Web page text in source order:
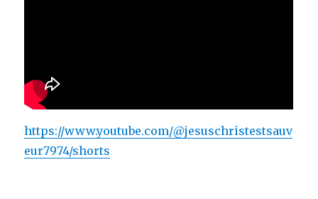
https://www.youtube.com/@jesuschristestsauv
eur7974/shorts